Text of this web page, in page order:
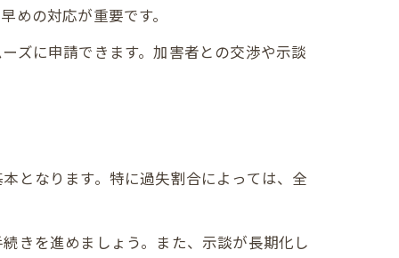
めの対応が重要です。
ズに申請できます。加害者との交渉や示談
となります。特に過失割合によっては、全
きを進めましょう。また、示談が長期化し